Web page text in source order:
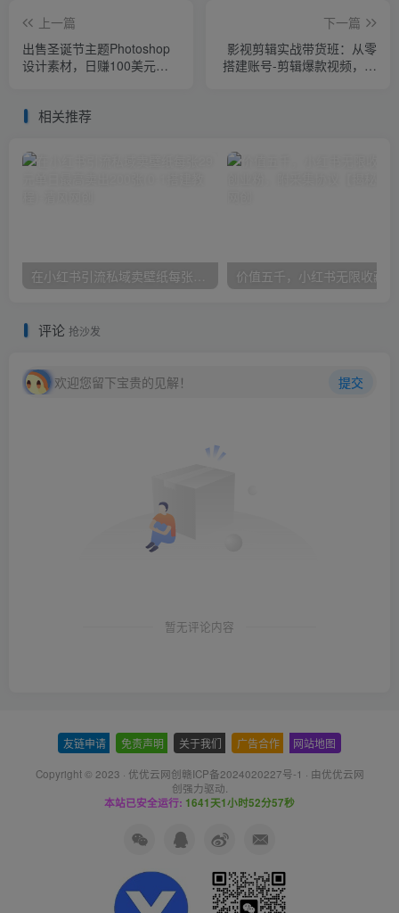
上一篇
出售圣诞节主题Photoshop
设计素材，日赚100美元以
下一篇
影视剪辑实战带货班：从零
搭建账号-剪辑爆款视频，轻
相关推荐
在小红书引流私域卖壁纸每张29元单日最高卖出200张(0-1搭建教程)
评论 抢沙发
欢迎您留下宝贵的见解！ 提交
暂无评论内容
友链申请 免责声明 关于我们 广告合作 网站地图
Copyright © 2023 · 优优云网创赣ICP备2024020227号-1 · 由优优云网
创强力驱动.
本站已安全运行: 1641天1小时52分58秒